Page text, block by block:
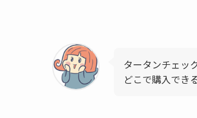
タータンチェッ
どこで購入でき